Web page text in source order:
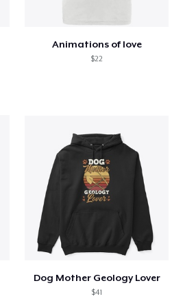
Animations of love
$22
Dog Mother Geology Lover
$41